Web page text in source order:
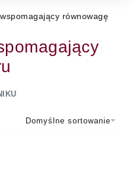
równowagę
Domyślne sortowanie